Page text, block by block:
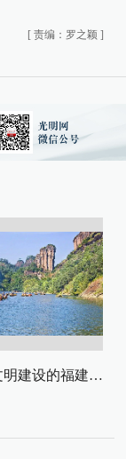
[ 责编：罗之颖 ]
数字生态文明建设的福建路径与启示